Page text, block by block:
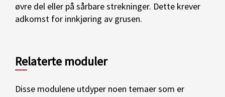
øvre del eller på sårbare strekninger. Dette krever
adkomst for innkjøring av grusen.
Relaterte moduler
Disse modulene utdyper noen temaer som er